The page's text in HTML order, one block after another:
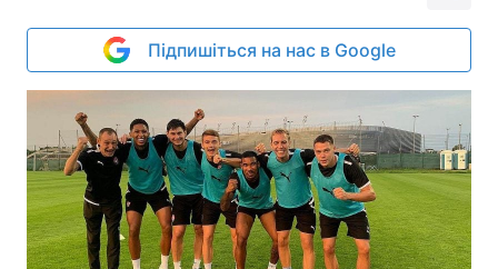
Підпишіться на нас в Google